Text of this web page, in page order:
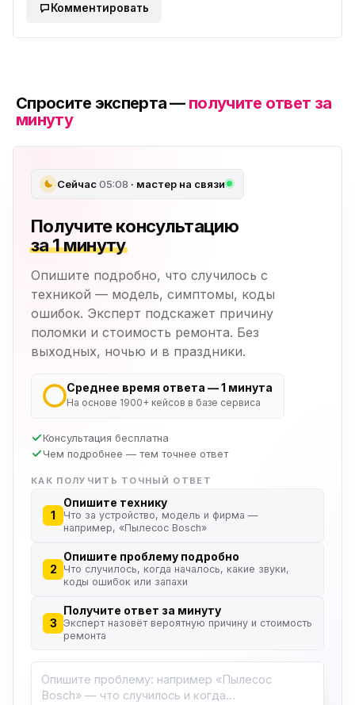
Комментировать
Спросите эксперта — получите ответ за
минуту
Сейчас05:08 · мастер на связи
Получите консультацию
за 1 минуту
Опишите подробно, что случилось с
техникой — модель, симптомы, коды
ошибок. Эксперт подскажет причину
поломки и стоимость ремонта. Без
выходных, ночью и в праздники.
Среднее время ответа — 1 минута
На основе 1900+ кейсов в базе сервиса
Консультация бесплатна
Чем подробнее — тем точнее ответ
КАК ПОЛУЧИТЬ ТОЧНЫЙ ОТВЕТ
1
Опишите технику
Что за устройство, модель и фирма —
например, «Пылесос Bosch»
2
Опишите проблему подробно
Что случилось, когда началось, какие звуки,
коды ошибок или запахи
3
Получите ответ за минуту
Эксперт назовёт вероятную причину и стоимость
ремонта